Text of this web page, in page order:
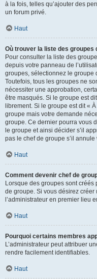
à la fois, telles qu’ajouter des
un forum privé.
Haut
Où trouver la liste des groupes
Pour consulter la liste des
depuis votre panneau de
groupes, sélectionnez le groupe
Toutefois, tous les groupes ne
nécessiter une approbation,
être masqués. Si le groupe est
librement. Si le groupe est dit «
groupe mais votre demande
groupe. Ce dernier pourra vous
le groupe et ainsi décider s’il
pas le chef de groupe s’il
Haut
Comment devenir chef de
Lorsque des groupes sont créés
de groupe. Si vous désirez créer
l’administrateur en premier lieu
Haut
Pourquoi certains membres
L’administrateur peut attribuer
rendre facilement identifiables.
Haut